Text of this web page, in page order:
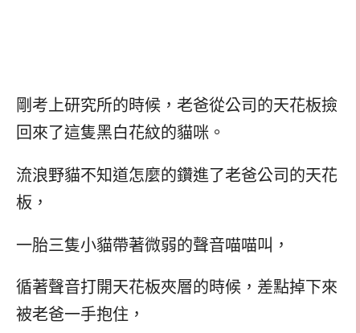
剛考上研究所的時候，老爸從公司的天花板撿
回來了這隻黑白花紋的貓咪。
流浪野貓不知道怎麼的鑽進了老爸公司的天花
板，
一胎三隻小貓帶著微弱的聲音喵喵叫，
循著聲音打開天花板夾層的時候，差點掉下來
被老爸一手抱住，